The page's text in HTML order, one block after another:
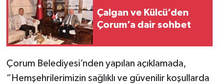
Çalgan ve Külcü’den
Çorum’a dair sohbet
Çorum Belediyesi’nden yapılan açıklamada,
“Hemşehrilerimizin sağlıklı ve güvenilir koşullarda